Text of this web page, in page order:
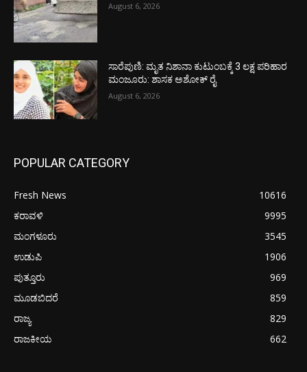
August 6, 2026
ಸಾರೆಪುಣಿ: ಮೃತ ನಿಶಾನಾ ಕುಟುಂಬಕ್ಕೆ 3 ಲಕ್ಷ ಪರಿಹಾರ
ಮಂಜೂರು: ಶಾಸಕ ಅಶೋಕ್ ರೈ
August 6, 2026
POPULAR CATEGORY
Fresh News
10616
ಕರಾವಳಿ
9995
ಮಂಗಳೂರು
3545
ಉಡುಪಿ
1906
ಪುತ್ತೂರು
969
ಮೂಡಬಿದರೆ
859
ರಾಜ್ಯ
829
ರಾಜಕೀಯ
662